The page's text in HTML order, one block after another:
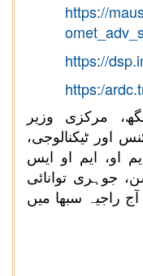
https://
https://
https:/
مرکزی وزیر
اور ٹیکنالوجی،
او، ایم او ایس
جوہری توانائی
راجیہ سبھا میں